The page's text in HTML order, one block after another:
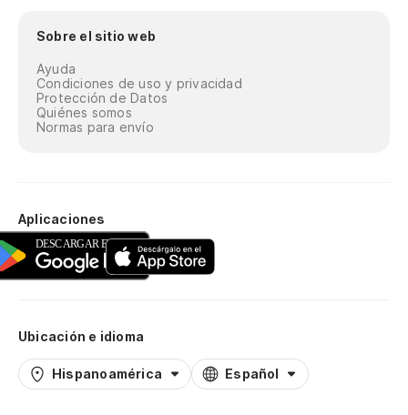
Sobre el sitio web
Ayuda
Condiciones de uso y privacidad
Protección de Datos
Quiénes somos
Normas para envío
Aplicaciones
Ubicación e idioma
Hispanoamérica Español